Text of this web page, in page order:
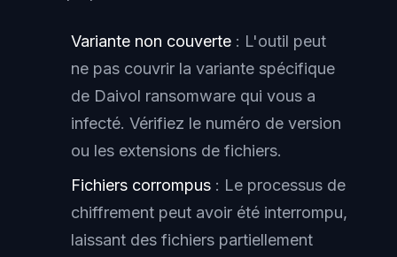
Variante non couverte : L'outil peut
ne pas couvrir la variante spécifique
de Daivol ransomware qui vous a
infecté. Vérifiez le numéro de version
ou les extensions de fichiers.
Fichiers corrompus : Le processus de
chiffrement peut avoir été interrompu,
laissant des fichiers partiellement